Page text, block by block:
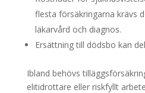
flesta försäkringarna krävs
läkarvård och diagnos.
Ersättning till dödsbo kan
Ibland behövs
elitidrottare eller riskfyllt